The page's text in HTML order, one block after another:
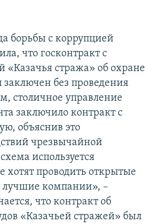
борьбы с коррупцией
что госконтракт с
«Казачья стража» об охране
заключен без проведения
столичное управление
заключило контракт с
объяснив это
чрезвычайной
используется
проводить открытые
компании», –
что контракт об
«Казачьей стражей» был